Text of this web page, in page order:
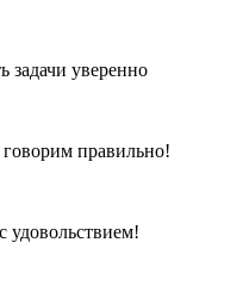
задачи уверенно
правильно!
удовольствием!